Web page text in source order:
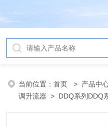
当前位置：首页 > 产品中
调升流器 > DDQ系列DDQ